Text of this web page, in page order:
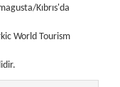
Kıbrıs'da
World Tourism